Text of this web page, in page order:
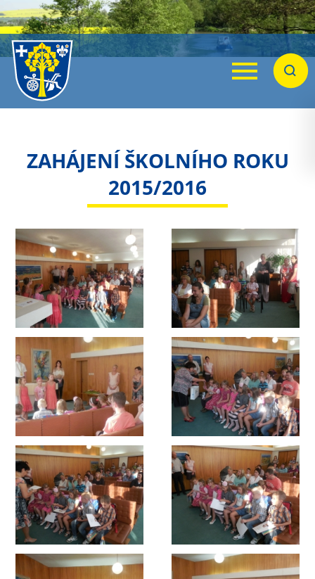
Menu
ZAHÁJENÍ ŠKOLNÍHO ROKU
2015/2016